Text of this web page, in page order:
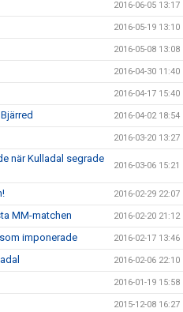
2016-06-05 13:17
2016-05-19 13:10
2016-05-08 13:08
2016-04-30 11:40
2016-04-17 15:40
2016-04-02 18:54
2016-03-20 13:27
när Kulladal segrade
2016-03-06 15:21
2016-02-29 22:07
MM-matchen 2016-02-20 21:12
imponerade 2016-02-17 13:46
2016-02-06 22:10
2016-01-19 15:58
2015-12-08 16:27